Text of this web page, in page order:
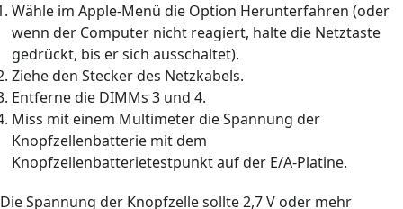
Wähle im Apple-Menü die Option Herunterfahren (oder
wenn der Computer nicht reagiert, halte die Netztaste
gedrückt, bis er sich ausschaltet).
Ziehe den Stecker des Netzkabels.
Entferne die DIMMs 3 und 4.
Miss mit einem Multimeter die Spannung der
Knopfzellenbatterie mit dem
Knopfzellenbatterietestpunkt auf der E/A-Platine.
Die Spannung der Knopfzelle sollte 2,7 V oder mehr